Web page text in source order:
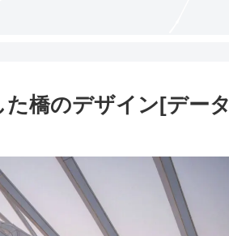
橋のデザイン[データ